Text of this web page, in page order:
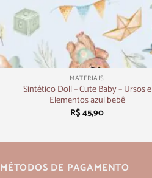
+
MATERIAIS
Sintético Doll – Cute Baby – Ursos e
Elementos azul bebê
R$45,90
MÉTODOS DE PAGAMENTO